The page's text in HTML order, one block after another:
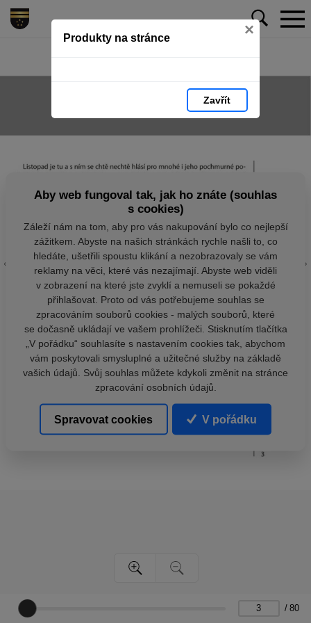
Produkty na stránce ×
Zavřít
/ 80
Aby web fungoval tak, jak ho znáte (souhlas
s cookies)
Záleží nám na tom, aby pro vás nakupování bylo co nejlepší
zážitkem. Abyste na našich stránkách rychle našli to, co
hledáte, ušetřili spoustu klikání a nezobrazovaly se vám
reklamy na věci, které vás nezajímají. Abyste web viděli
v zobrazení na které jste zvyklí a nemuseli se pokaždé
přihlašovat. Proto od vás potřebujeme souhlas se
zpracováním souborů cookies - malých souborů, které
se dočasně ukládají ve vašem prohlížeči. Stisknutím tlačítka
„V pořádku“ souhlasíte s nastavením cookies tak, abychom
vám poskytovali smysluplné a užitečné služby na základě
vašich údajů. Svůj souhlas můžete kdykoli změnit na stránce
zpracování osobních údajů.
Spravovat cookies V pořádku